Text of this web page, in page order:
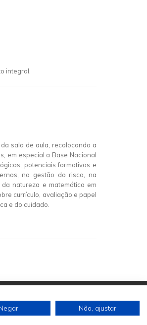
integral.
sala de aula, recolocando a
em especial a Base Nacional
potenciais formativos e
na gestão do risco, na
natureza e matemática em
currículo, avaliação e papel
e do cuidado.
Não, ajustar